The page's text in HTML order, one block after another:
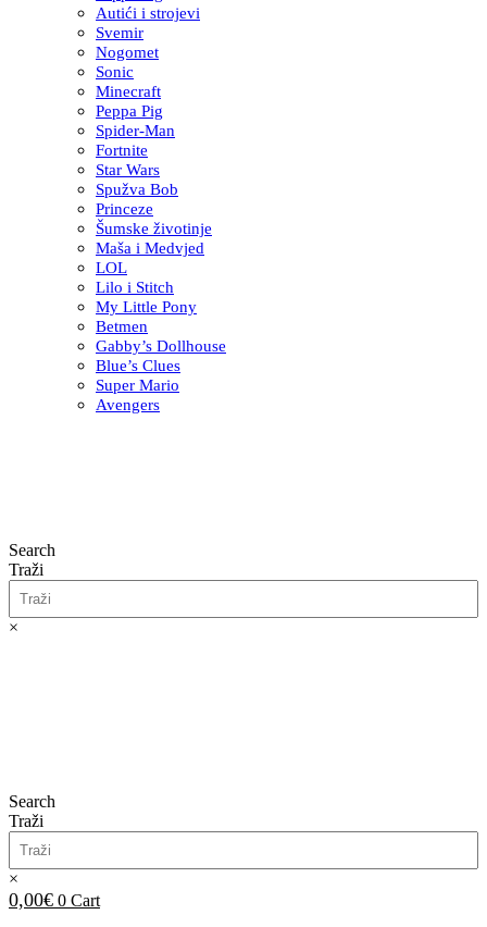
Autići i strojevi
Svemir
Nogomet
Sonic
Minecraft
Peppa Pig
Spider-Man
Fortnite
Star Wars
Spužva Bob
Princeze
Šumske životinje
Maša i Medvjed
LOL
Lilo i Stitch
My Little Pony
Betmen
Gabby’s Dollhouse
Blue’s Clues
Super Mario
Avengers
Search
Traži
×
Search
Traži
×
0,00€ 0 Cart